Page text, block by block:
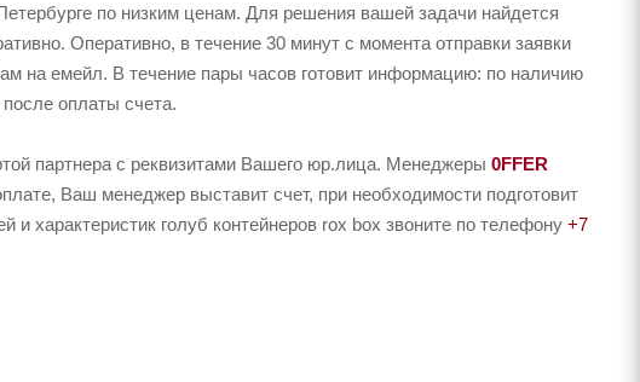
по низким ценам. Для решения вашей задачи найдется
Оперативно, в течение 30 минут с момента отправки заявки
на емейл. В течение пары часов готовит информацию: по наличию
после оплаты счета.
партнера с реквизитами Вашего юр.лица. Менеджеры 0FFER
Ваш менеджер выставит счет, при необходимости подготовит
и характеристик голуб контейнеров rox box звоните по телефону +7